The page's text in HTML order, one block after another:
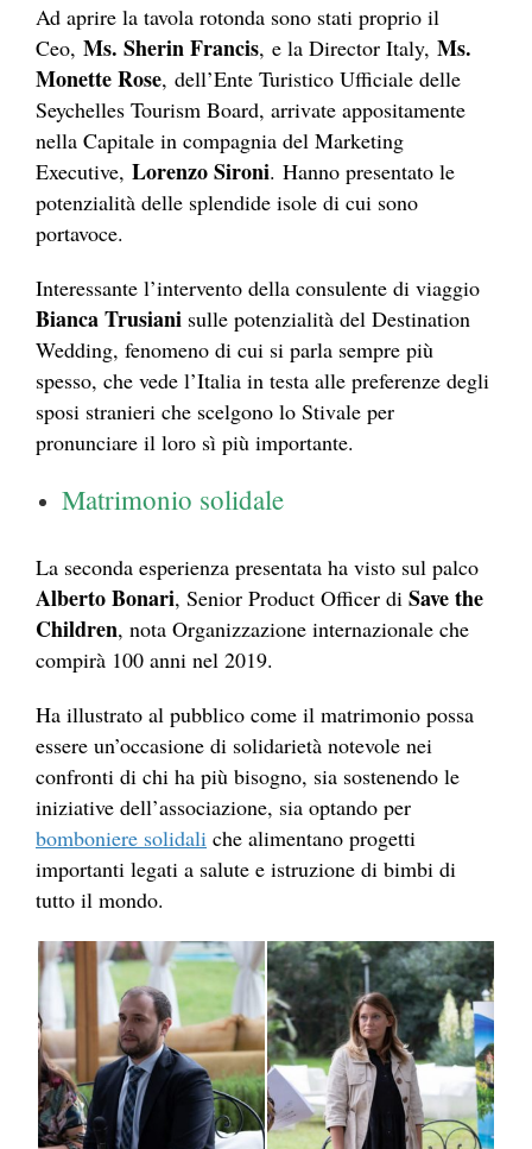
Ad aprire la tavola rotonda sono stati proprio il
Ceo, Ms. Sherin Francis, e la Director Italy, Ms.
Monette Rose, dell’Ente Turistico Ufficiale delle
Seychelles Tourism Board, arrivate appositamente
nella Capitale in compagnia del Marketing
Executive, LorenzoSironi. Hanno presentato le
potenzialità delle splendide isole di cui sono
portavoce.
Interessante l’intervento della consulente di viaggio
Bianca Trusiani sulle potenzialità del Destination
Wedding, fenomeno di cui si parla sempre più
spesso, che vede l’Italia in testa alle preferenze degli
sposi stranieri che scelgono lo Stivale per
pronunciare il loro sì più importante.
Matrimonio solidale
La seconda esperienza presentata ha visto sul palco
Alberto Bonari, Senior Product Officer di Save the
Children, nota Organizzazione internazionale che
compirà 100 anni nel 2019.
Ha illustrato al pubblico come il matrimonio possa
essere un’occasione di solidarietà notevole nei
confronti di chi ha più bisogno, sia sostenendo le
iniziative dell’associazione, sia optando per
bomboniere solidali che alimentano progetti
importanti legati a salute e istruzione di bimbi di
tutto il mondo.